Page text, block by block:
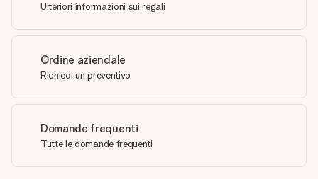
Ulteriori informazioni sui regali
Ordine aziendale
Richiedi un preventivo
Domande frequenti
Tutte le domande frequenti